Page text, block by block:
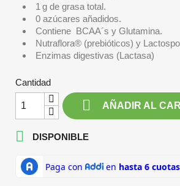
1 g de grasa total.
0 azúcares añadidos.
Contiene BCAA´s y Glutamina.
Nutraflora® (prebióticos) y
Enzimas digestivas (Lactasa)
Cantidad
 AÑADIR AL
 DISPONIBLE